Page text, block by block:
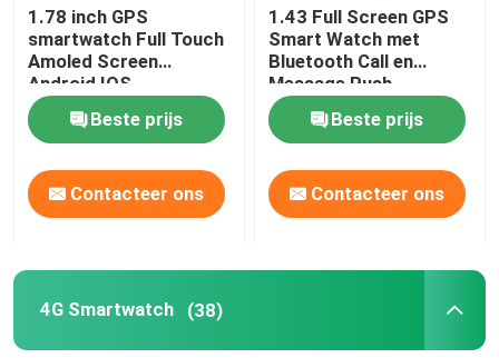
Vierkante Wijzerplaat Smartwatch
1.78 inch GPS
smartwatch Full Touch
Amoled Screen
Android IOS
Smartwatch BT bellen
Beste prijs
Contacteer ons
1.43 Full Screen GPS
Smart Watch met
Bluetooth Call en
Message Push
Beste prijs
Contacteer ons
4G Smartwatch (38)